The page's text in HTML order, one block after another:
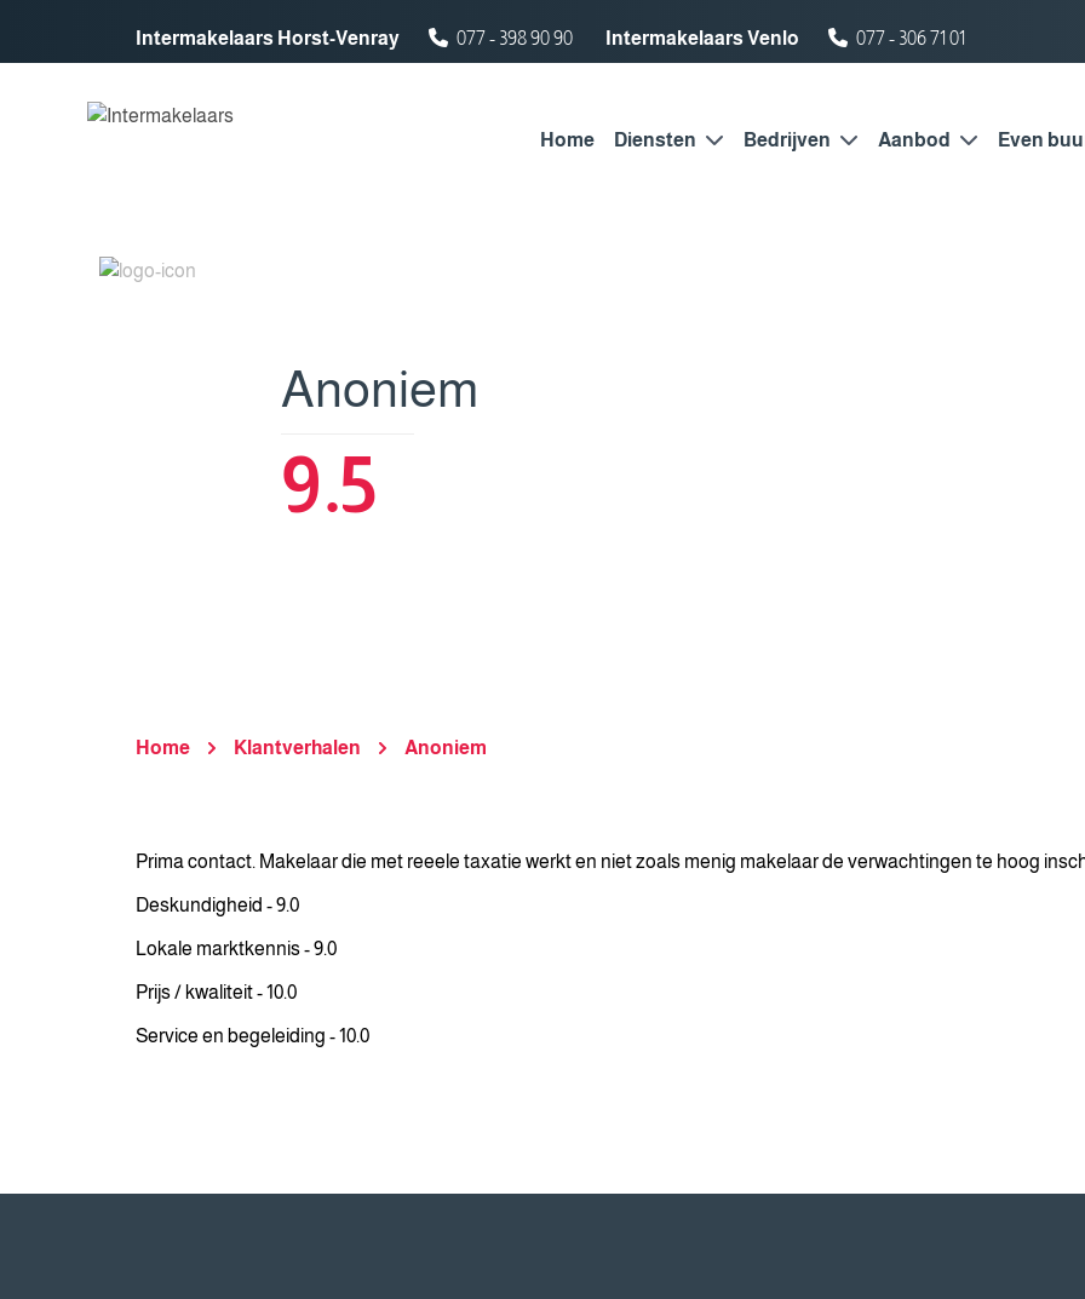
Intermakelaars Horst-Venray
077 - 398 90 90 Intermakelaars Venlo 077 - 306 71 01
Home Diensten Bedrijven Aanbod Even
Anoniem
9.5
Home Klantverhalen Anoniem
Prima contact. Makelaar die met reeele taxatie werkt en niet zoals menig makelaar de verwachtingen te hoog
Deskundigheid - 9.0
Lokale marktkennis - 9.0
Prijs / kwaliteit - 10.0
Service en begeleiding - 10.0